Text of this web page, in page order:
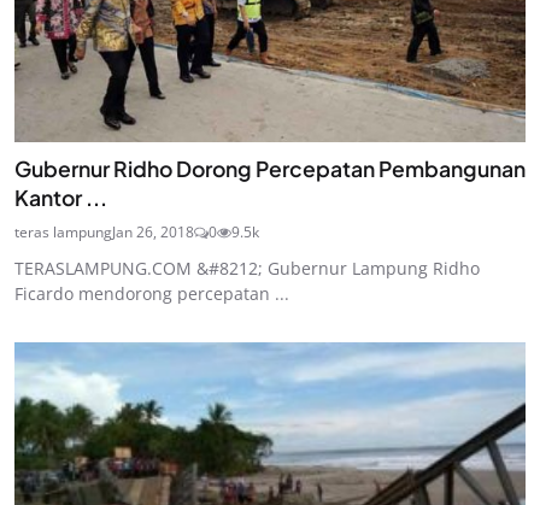
Gubernur Ridho Dorong Percepatan Pembangunan
Kantor ...
teras lampungJan 26, 2018 0 9.5k
TERASLAMPUNG.COM &#8212; Gubernur Lampung Ridho
Ficardo mendorong percepatan ...